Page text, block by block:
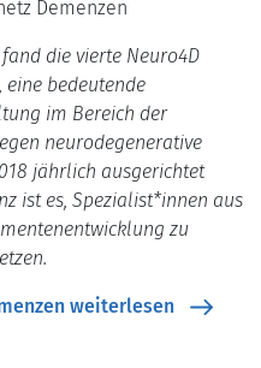
Demenzen
fand die vierte Neuro4D
eine bedeutende
im Bereich der
neurodegenerative
jährlich ausgerichtet
ist es, Spezialist*innen aus
zu
weiterlesen